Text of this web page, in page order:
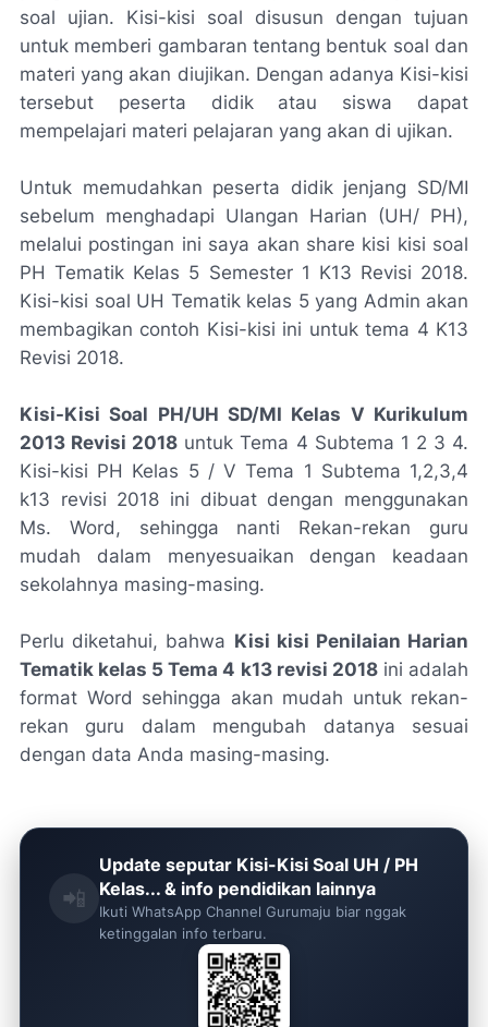
soal ujian. Kisi-kisi soal disusun dengan tujuan
untuk memberi gambaran tentang bentuk soal dan
materi yang akan diujikan. Dengan adanya Kisi-kisi
tersebut peserta didik atau siswa dapat
mempelajari materi pelajaran yang akan di ujikan.
Untuk memudahkan peserta didik jenjang SD/MI
sebelum menghadapi Ulangan Harian (UH/ PH),
melalui postingan ini saya akan share kisi kisi soal
PH Tematik Kelas 5 Semester 1 K13 Revisi 2018.
Kisi-kisi soal UH Tematik kelas 5 yang Admin akan
membagikan contoh Kisi-kisi ini untuk tema 4 K13
Revisi 2018.
Kisi-Kisi Soal PH/UH SD/MI Kelas V Kurikulum
2013 Revisi 2018 untuk Tema 4 Subtema 1 2 3 4.
Kisi-kisi PH Kelas 5 / V Tema 1 Subtema 1,2,3,4
k13 revisi 2018 ini dibuat dengan menggunakan
Ms. Word, sehingga nanti Rekan-rekan guru
mudah dalam menyesuaikan dengan keadaan
sekolahnya masing-masing.
Perlu diketahui, bahwa Kisi kisi Penilaian Harian
Tematik kelas 5 Tema 4 k13 revisi 2018ini adalah
format Word sehingga akan mudah untuk rekan-
rekan guru dalam mengubah datanya sesuai
dengan data Anda masing-masing.
📲
Update seputar Kisi-Kisi Soal UH / PH
Kelas... & info pendidikan lainnya
Ikuti WhatsApp Channel Gurumaju biar nggak
ketinggalan info terbaru.